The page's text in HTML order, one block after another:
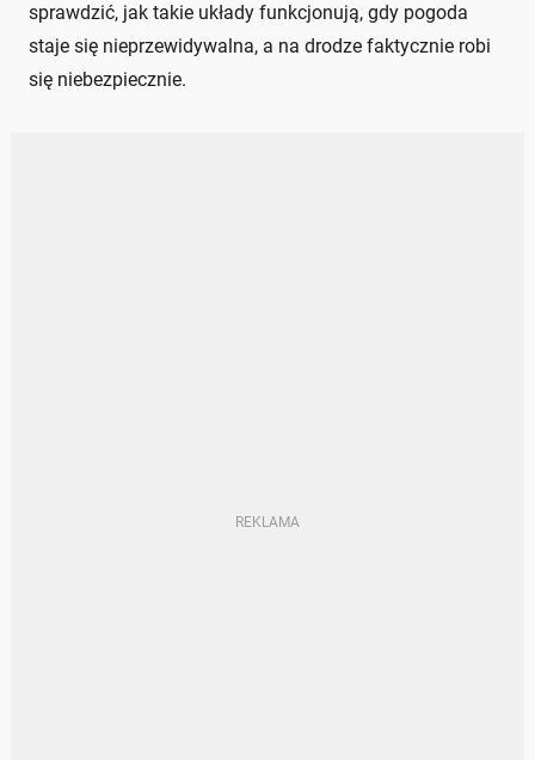
sprawdzić, jak takie układy funkcjonują, gdy pogoda
staje się nieprzewidywalna, a na drodze faktycznie robi
się niebezpiecznie.